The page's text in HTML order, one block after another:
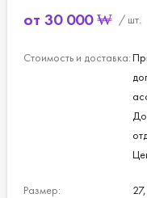
от 30 000 ₩ / шт.
Стоимость и доставка:
Размер: